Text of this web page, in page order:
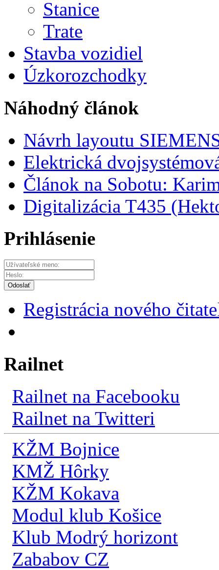
Stanice
Trate
Stavba vozidiel
Úzkorozchodky
Náhodný článok
Návrh layoutu
Elektrická
Článok na Sobotu:
Digitalizácia T435
Prihlásenie
Odoslať
Registrácia nového
Railnet
Railnet na Facebooku
Railnet na Twitteri
KŽM Bojnice
KMŽ Hôrky
KŽM Kokava
Modul klub Košice
Klub Modrý horizont
Zababov CZ